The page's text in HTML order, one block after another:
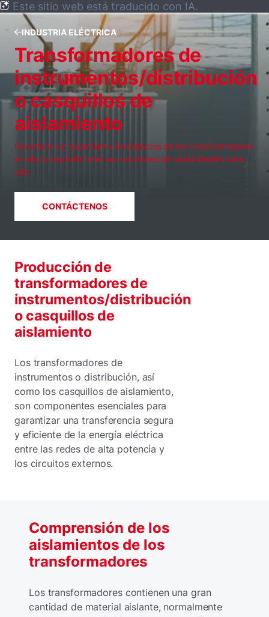
Este sitio web está traducido con IA.
INDUSTRIA ELÉCTRICA
Transformadores de
instrumentos/distribución
o casquillos de
aislamiento
Garantizar un aislamiento sin defectos de los transformadores
es vital y Leybold tiene las soluciones de vacío ideales para
ello.
CONTÁCTENOS
Producción de
transformadores de
instrumentos/distribución
o casquillos de
aislamiento
Los transformadores de
instrumentos o distribución, así
como los casquillos de aislamiento,
son componentes esenciales para
garantizar una transferencia segura
y eficiente de la energía eléctrica
entre las redes de alta potencia y
los circuitos externos.
Comprensión de los
aislamientos de los
transformadores
Los transformadores contienen una gran
cantidad de material aislante, normalmente